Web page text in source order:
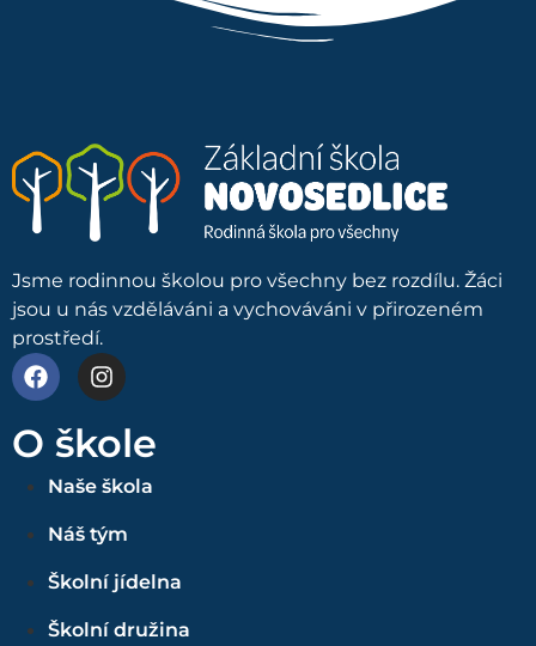
Jsme rodinnou školou pro všechny bez rozdílu. Žáci
jsou u nás vzděláváni a vychováváni v přirozeném
prostředí.
O škole
Naše škola
Náš tým
Školní jídelna
Školní družina